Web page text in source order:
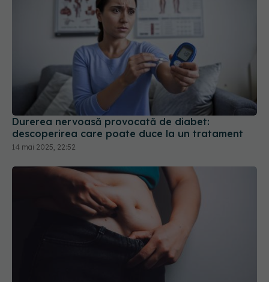
Durerea nervoasă provocată de diabet:
descoperirea care poate duce la un tratament
14 mai 2025, 22:52